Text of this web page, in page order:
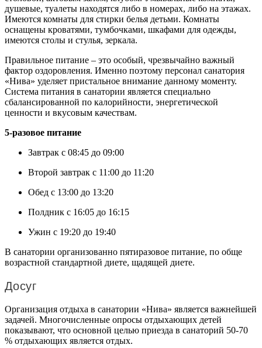
душевые, туалеты находятся либо в номерах, либо на этажах.
Имеются комнаты для стирки белья детьми. Комнаты
оснащены кроватями, тумбочками, шкафами для одежды,
имеются столы и стулья, зеркала.
Правильное питание – это особый, чрезвычайно важный
фактор оздоровления. Именно поэтому персонал санатория
«Нива» уделяет пристальное внимание данному моменту.
Система питания в санатории является специально
сбалансированной по калорийности, энергетической
ценности и вкусовым качествам.
5-разовое питание
Завтрак с 08:45 до 09:00
Второй завтрак с 11:00 до 11:20
Обед с 13:00 до 13:20
Полдник с 16:05 до 16:15
Ужин с 19:20 до 19:40
В санатории организованно пятиразовое питание, по обще
возрастной стандартной диете, щадящей диете.
Досуг
Организация отдыха в санатории «Нива» является важнейшей
задачей. Многочисленные опросы отдыхающих детей
показывают, что основной целью приезда в санаторий 50-70
% отдыхающих является отдых.